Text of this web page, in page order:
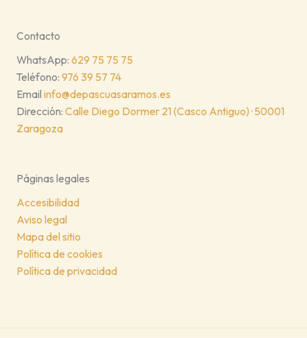
Contacto
WhatsApp: 629 75 75 75
Teléfono: 976 39 57 74
Email info@depascuasaramos.es
Dirección: Calle Diego Dormer 21 (Casco Antiguo) · 50001
Zaragoza
Páginas legales
Accesibilidad
Aviso legal
Mapa del sitio
Política de cookies
Política de privacidad